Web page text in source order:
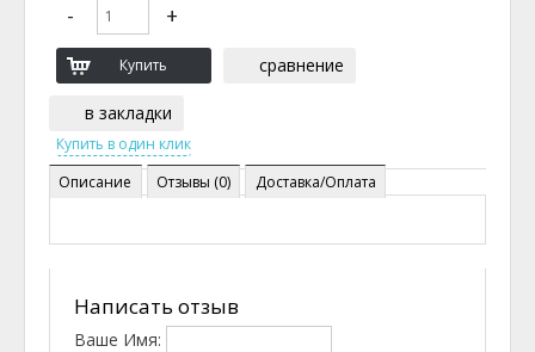
сравнение
в закладки
Описание Отзывы (0) Доставка/Оплата
Написать отзыв
Ваше Имя: